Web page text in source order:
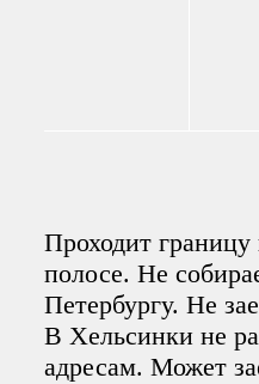
Проходит границу
полосе. Не
Петербургу. Не
В Хельсинки не
адресам. Может